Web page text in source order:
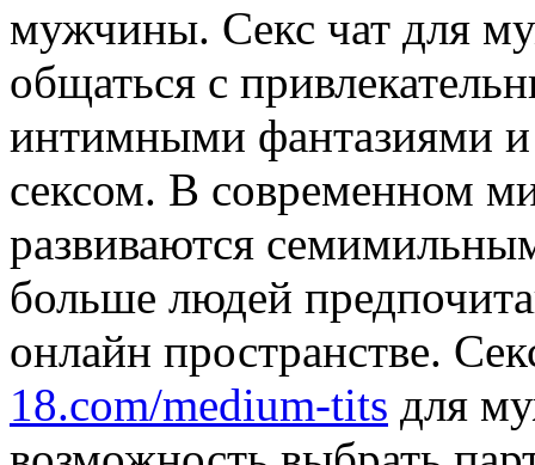
мужчины. Сeкс чат для
общаться с
интимными фантазиями и
сексом. В современном
развиваются
больше людей
онлайн пространстве.
18.com/medium-tits для